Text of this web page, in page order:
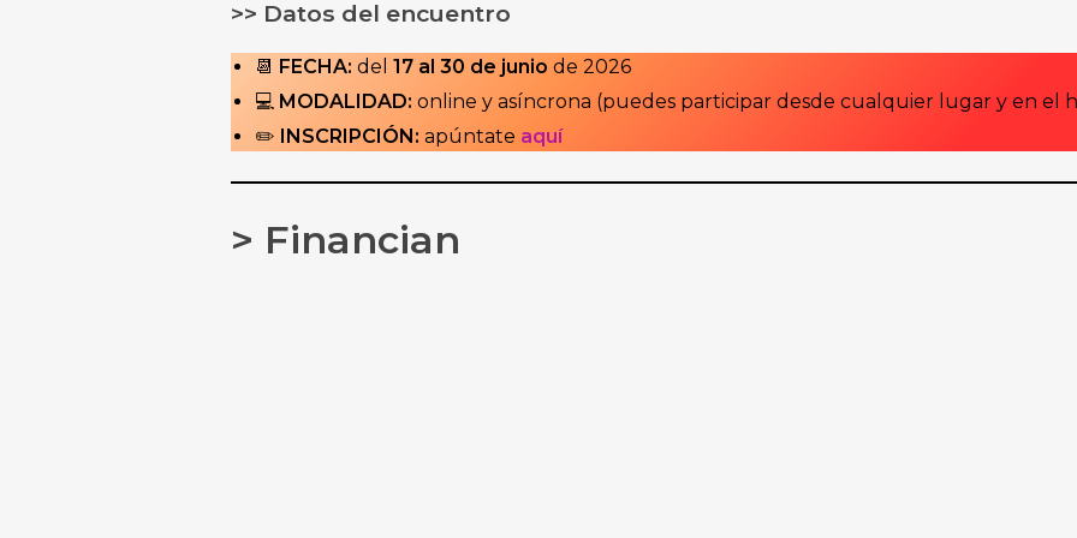
>> Datos del encuentro
📆 FECHA: del 17 al 30 de junio de 2026
💻 MODALIDAD: online y asíncrona (puedes participar desde cualquier lugar y en el
✏️ INSCRIPCIÓN: apúntate aquí
> Financian